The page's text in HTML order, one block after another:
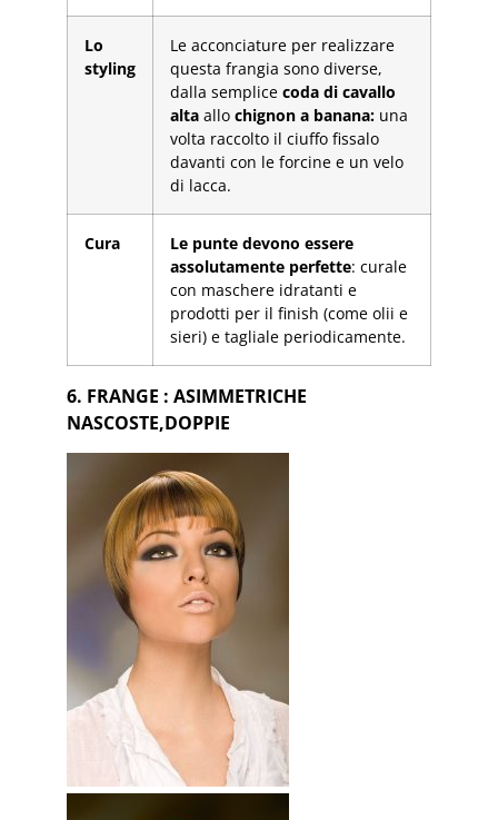
Lo
styling
Le acconciature per realizzare
questa frangia sono diverse,
dalla semplice coda di cavallo
alta allo chignon a banana: una
volta raccolto il ciuffo fissalo
davanti con le forcine e un velo
di lacca.
Cura
Le punte devono essere
assolutamente perfette: curale
con maschere idratanti e
prodotti per il finish (come olii e
sieri) e tagliale periodicamente.
6. FRANGE : ASIMMETRICHE
NASCOSTE,DOPPIE